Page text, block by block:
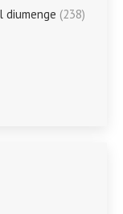
diumenge (238)